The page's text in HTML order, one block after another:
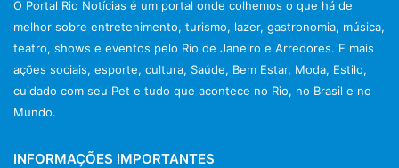
O Portal Rio Notícias é um portal onde colhemos o que há de
melhor sobre entretenimento, turismo, lazer, gastronomia, música,
teatro, shows e eventos pelo Rio de Janeiro e Arredores. E mais
ações sociais, esporte, cultura, Saúde, Bem Estar, Moda, Estilo,
cuidado com seu Pet e tudo que acontece no Rio, no Brasil e no
Mundo.
INFORMAÇÕES IMPORTANTES